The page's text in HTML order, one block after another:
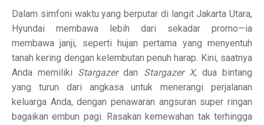
Dalam simfoni waktu yang berputar di langit Jakarta Utara,
Hyundai membawa lebih dari sekadar promo—ia
membawa janji, seperti hujan pertama yang menyentuh
tanah kering dengan kelembutan penuh harap. Kini, saatnya
Anda memiliki Stargazerdan Stargazer X, dua bintang
yang turun dari angkasa untuk menerangi perjalanan
keluarga Anda, dengan penawaran angsuran super ringan
bagaikan embun pagi. Rasakan kemewahan tak terhingga